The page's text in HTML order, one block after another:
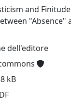
and
"Absence"
dell'editore
kB